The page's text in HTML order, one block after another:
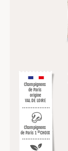
Champignons
de Paris 1 ERCHOIX
Champignons
de Paris
origine
VAL DE LOIRE